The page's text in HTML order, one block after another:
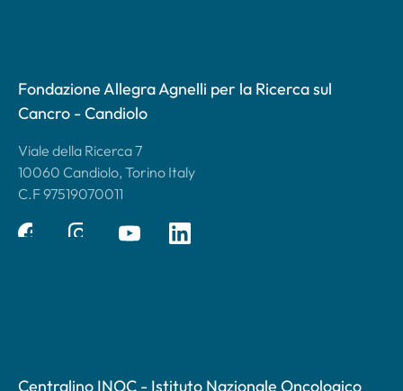
Fondazione Allegra Agnelli per la Ricerca sul
Cancro - Candiolo
Viale della Ricerca 7
10060 Candiolo, Torino Italy
C.F 97519070011
Centralino INOC - Istituto Nazionale Oncologico